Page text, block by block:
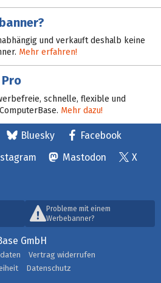
und verkauft deshalb keine
Mehr erfahren!
schnelle, flexible und
Mehr dazu!
Bluesky
Facebook
Mastodon
X
Probleme mit einem
Werbebanner?
GmbH
Vertrag widerrufen
Datenschutz